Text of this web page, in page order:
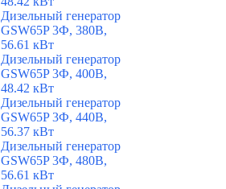
Дизельный генератор
GSW65P 3Ф, 380В,
56.61 кВт
Дизельный генератор
GSW65P 3Ф, 400В,
48.42 кВт
Дизельный генератор
GSW65P 3Ф, 440В,
56.37 кВт
Дизельный генератор
GSW65P 3Ф, 480В,
56.61 кВт